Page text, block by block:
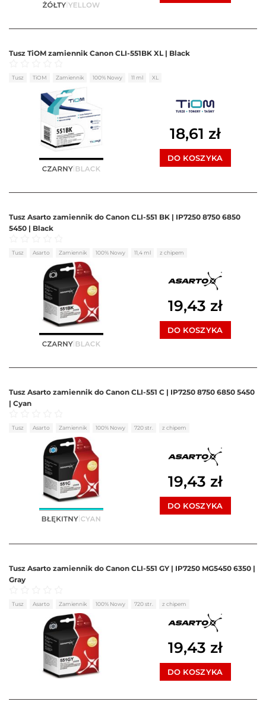
Tusz TiOM zamiennik Canon CLI-551BK XL | Black
Oceniono 0 na 5
Tusz TiOM Zamiennik 100% Nowy 11 ml XL
18,61 zł
DO KOSZYKA
Tusz Asarto zamiennik do Canon CLI-551 BK | IP7250 8750 6850
5450 | Black
Oceniono0 na 5
Tusz Asarto Zamiennik 100% Nowy 11,4 ml z chipem
19,43 zł
DO KOSZYKA
Tusz Asarto zamiennik do Canon CLI-551 C | IP7250 8750 6850 5450
| Cyan
Oceniono0na 5
Tusz Asarto Zamiennik 100% Nowy 720 str. z chipem
19,43 zł
DO KOSZYKA
Tusz Asarto zamiennik do Canon CLI-551 GY | IP7250 MG5450 6350 |
Gray
Oceniono0na 5
Tusz Asarto Zamiennik 100% Nowy 720 str. z chipem
19,43 zł
DO KOSZYKA